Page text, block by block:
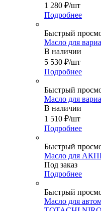
1 280 ₽/шт
Подробнее
Быстрый
Масло для
В наличии
5 530 ₽/шт
Подробнее
Быстрый
Масло для
В наличии
1 510 ₽/шт
Подробнее
Быстрый
Масло для
Под заказ
Подробнее
Быстрый
Масло для